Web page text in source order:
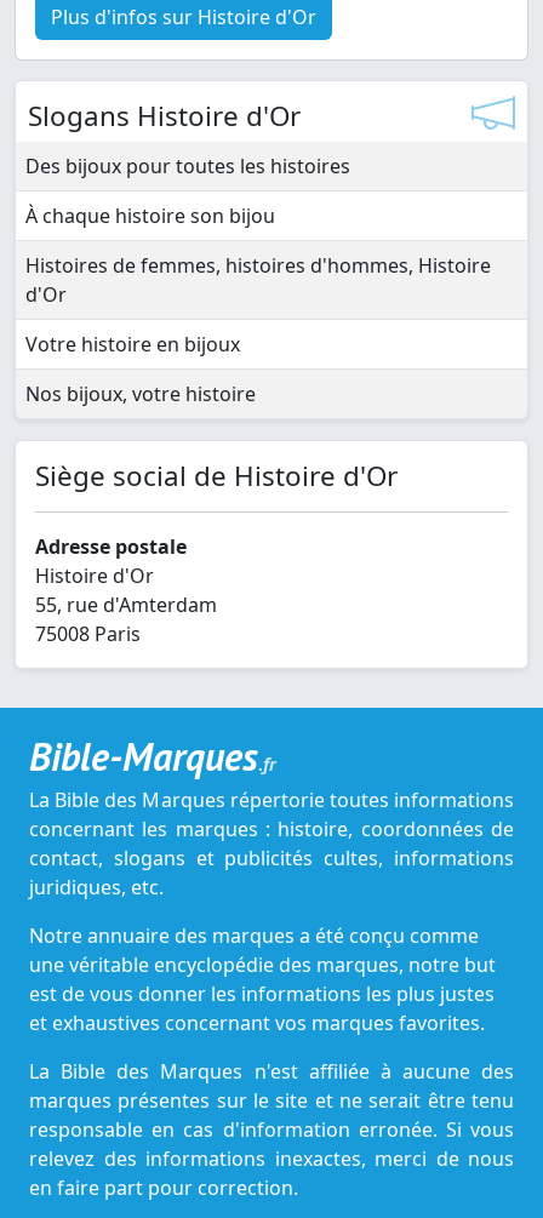
Plus d'infos sur Histoire d'Or
Slogans Histoire d'Or
Des bijoux pour toutes les histoires
À chaque histoire son bijou
Histoires de femmes, histoires d'hommes, Histoire
d'Or
Votre histoire en bijoux
Nos bijoux, votre histoire
Siège social de Histoire d'Or
Adresse postale
Histoire d'Or
55, rue d'Amterdam
75008 Paris
Bible-Marques.fr
La Bible des Marques répertorie toutes informations
concernant les marques : histoire, coordonnées de
contact, slogans et publicités cultes, informations
juridiques, etc.
Notre annuaire des marques a été conçu comme
une véritable encyclopédie des marques, notre but
est de vous donner les informations les plus justes
et exhaustives concernant vos marques favorites.
La Bible des Marques n'est affiliée à aucune des
marques présentes sur le site et ne serait être tenu
responsable en cas d'information erronée. Si vous
relevez des informations inexactes, merci de nous
en faire part pour correction.